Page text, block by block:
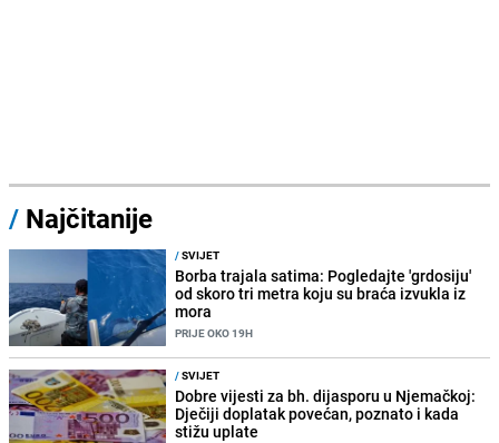
/ Najčitanije
/SVIJET
Borba trajala satima: Pogledajte 'grdosiju'
od skoro tri metra koju su braća izvukla iz
mora
PRIJE OKO 19H
/SVIJET
Dobre vijesti za bh. dijasporu u Njemačkoj:
Dječiji doplatak povećan, poznato i kada
stižu uplate